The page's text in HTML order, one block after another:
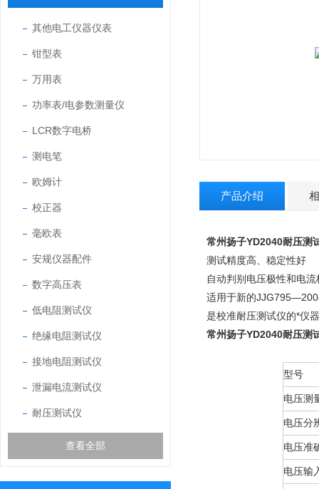
其他电工仪器仪表
钳型表
万用表
功率表/电参数测量仪
LCR数字电桥
测电笔
欧姆计
校正器
毫欧表
安规仪器配件
数字高压表
低电阻测试仪
绝缘电阻测试仪
接地电阻测试仪
泄漏电流测试仪
耐压测试仪
查看全部
产品介绍
常州扬子YD2040耐压测
测试精度高、稳定性好
自动判别电压极性和电流
适用于新的
是校准耐压测试仪的*仪器
常州扬子YD2040耐压测
型号
电压测
电压分
电压准
电压输